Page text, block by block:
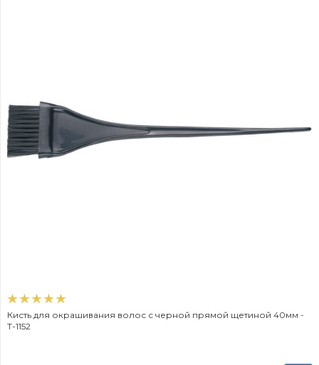
Кисть для окрашивания волос с черной прямой щетиной 40мм -
T-1152